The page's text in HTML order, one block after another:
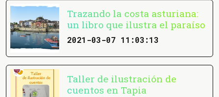
Trazando la costa asturiana:
un libro que ilustra el paraíso
2021-03-07 11:03:13
Taller de ilustración de
cuentos en Tapia